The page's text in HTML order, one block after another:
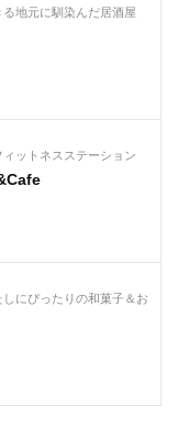
地元に馴染んだ居酒屋
ットネスステーション
にぴったりの和菓子＆お